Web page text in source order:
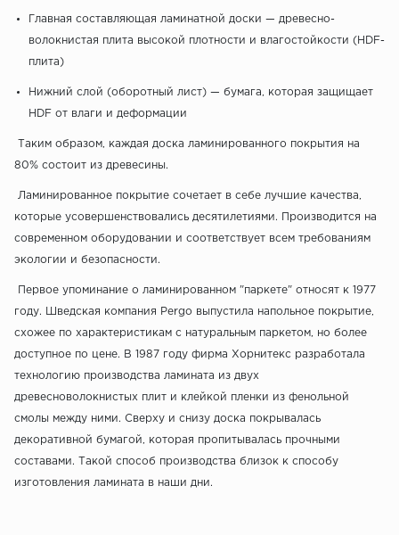
Главная составляющая ламинатной доски — древесно-
волокнистая плита высокой плотности и влагостойкости (HDF-
плита)
Нижний слой (оборотный лист) — бумага, которая защищает
HDF от влаги и деформации
Таким образом, каждая доска ламинированного покрытия на
80% состоит из древесины.
Ламинированное покрытие сочетает в себе лучшие качества,
которые усовершенствовались десятилетиями. Производится на
современном оборудовании и соответствует всем требованиям
экологии и безопасности.
Первое упоминание о ламинированном "паркете" относят к 1977
году. Шведская компания Pergo выпустила напольное покрытие,
схожее по характеристикам с натуральным паркетом, но более
доступное по цене. В 1987 году фирма Хорнитекс разработала
технологию производства ламината из двух
древесноволокнистых плит и клейкой пленки из фенольной
смолы между ними. Сверху и снизу доска покрывалась
декоративной бумагой, которая пропитывалась прочными
составами. Такой способ производства близок к способу
изготовления ламината в наши дни.